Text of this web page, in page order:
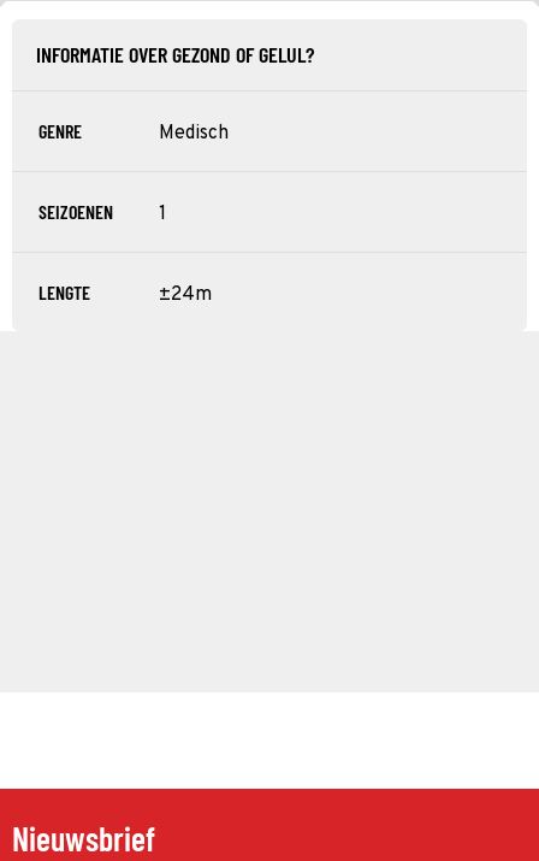
INFORMATIE OVER GEZOND OF GELUL?
GENRE Medisch
SEIZOENEN 1
LENGTE ±24m
Nieuwsbrief